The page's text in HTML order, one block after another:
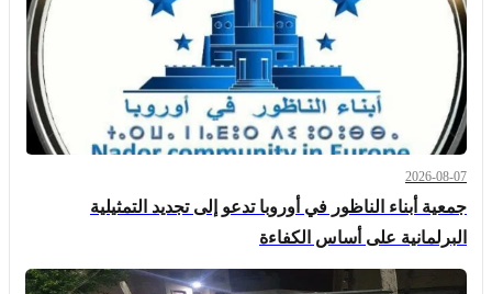
2026-08-07
جمعية أبناء الناظور في أوروبا تدعو إلى تجديد التمثيلية
البرلمانية على أساس الكفاءة